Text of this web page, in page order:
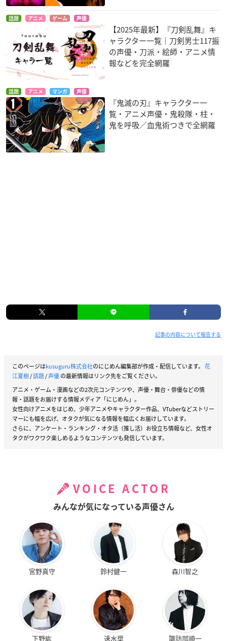
話題 アニメ ゲーム 声優
【2025年最新】『刀剣乱舞』キ
ャラクター一覧｜刀剣男士117振
の声優・刀派・絵師・アニメ情
報などを完全網羅
話題 アニメ マンガ 声優
『鬼滅の刃』キャラクター一
覧・アニメ声優・鬼殺隊・柱・
鬼を呼吸／血鬼術つきで全網羅
記事の内容について報告する
このページはkusuguru株式会社のにじめん編集部が作成・配信しています。 花
江夏樹/話題/声優の最新情報はリンク先をご覧ください。
アニメ・ゲーム・漫画などの2次元コンテンツや、声優・舞台・俳優などの情
報・話題をお届けする情報メディア「にじめん」。
女性向けアニメをはじめ、少年アニメやキャラクター作品、VTuberなどストリー
マーにも幅を広げ、オタクが気になる情報を幅広くお届けしています。
さらに、アンケート・ランキング・オタ活（推し活）お役立ち情報など、女性オ
タクがワクワク楽しめるようなコンテンツも発信しています。
VOICE ACTOR
みんなが気になっている声優さん
宮野真守 鈴村健一 森川智之
下野紘 速水奨 諏訪部順一